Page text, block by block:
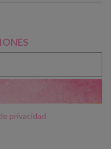
privacidad